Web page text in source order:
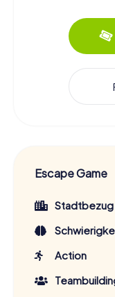
Escape Game
Stadtbezug
Action